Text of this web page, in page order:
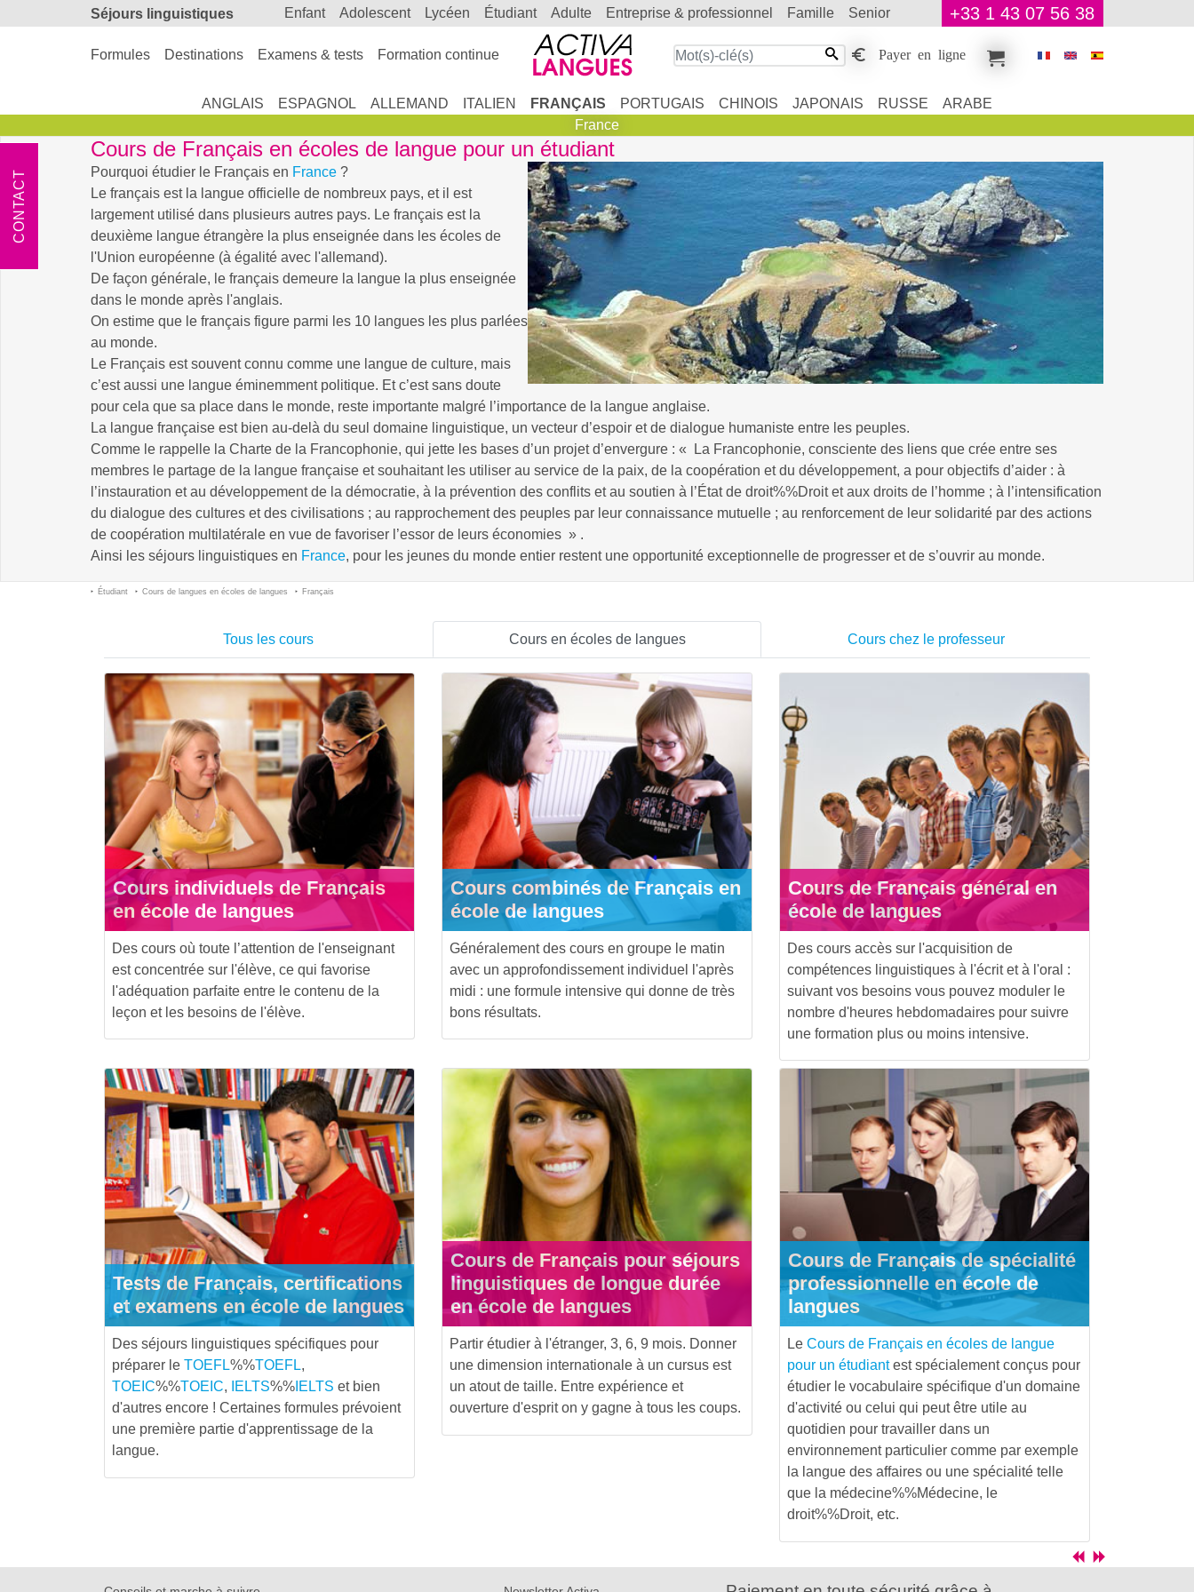
Séjours linguistiques enfant adolescent lycéen étudiant adulte entreprise & professionnel famille senior +33 1 43 07 56 38
Formules Destinations Examens & tests Formation continue Payer en ligne
ANGLAIS ESPAGNOL ALLEMAND ITALIEN FRANÇAIS PORTUGAIS CHINOIS JAPONAIS RUSSE
ARABE
France
Cours de Français en écoles de langue pour un étudiant
Pourquoi étudier le Français en France ?
Le français est la langue officielle de nombreux pays, et il est
largement utilisé dans plusieurs autres pays. Le français est la
deuxième langue étrangère la plus enseignée dans les écoles de
l'Union européenne (à égalité avec l'allemand).
De façon générale, le français demeure la langue la plus enseignée
dans le monde après l'anglais.
On estime que le français figure parmi les 10 langues les plus parlées
au monde.
Le Français est souvent connu comme une langue de culture, mais
c’est aussi une langue éminemment politique. Et c’est sans doute
pour cela que sa place dans le monde, reste importante malgré l’importance de la langue anglaise.
La langue française est bien au-delà du seul domaine linguistique, un vecteur d’espoir et de dialogue humaniste entre les peuples.
Comme le rappelle la Charte de la Francophonie, qui jette les bases d’un projet d’envergure : « La Francophonie, consciente des liens que crée entre ses
membres le partage de la langue française et souhaitant les utiliser au service de la paix, de la coopération et du développement, a pour objectifs d’aider : à
l’instauration et au développement de la démocratie, à la prévention des conflits et au soutien à l’État de droit%%Droitet aux droits de l’homme ; à l’intensification
du dialogue des cultures et des civilisations ; au rapprochement des peuples par leur connaissance mutuelle ; au renforcement de leur solidarité par des actions
de coopération multilatérale en vue de favoriser l’essor de leurs économies » .
Ainsi les séjours linguistiques en France, pour les jeunes du monde entier restent une opportunité exceptionnelle de progresser et de s’ouvrir au monde.
Étudiant Cours de langues en écoles de langues Français
Tous les cours Cours en écoles de langues Cours chez le professeur
Cours individuels de Français
en école de langues
Des cours où toute l’attention de l'enseignant
est concentrée sur l'élève, ce qui favorise
l'adéquation parfaite entre le contenu de la
leçon et les besoins de l'élève.
Cours combinés de Français en
école de langues
Généralement des cours en groupe le matin
avec un approfondissement individuel l'après
midi : une formule intensive qui donne de très
bons résultats.
Cours de Français général en
école de langues
Des cours accès sur l'acquisition de
compétences linguistiques à l'écrit et à l'oral :
suivant vos besoins vous pouvez moduler le
nombre d'heures hebdomadaires pour suivre
une formation plus ou moins intensive.
Tests de Français, certifications
et examens en école de langues
Des séjours linguistiques spécifiques pour
préparer le TOEFL%%TOEFL,
TOEIC%%TOEIC, IELTS%% IELTS et bien
d'autres encore ! Certaines formules prévoient
une première partie d'apprentissage de la
langue.
Cours de Français pour séjours
linguistiques de longue durée
en école de langues
Partir étudier à l'étranger, 3, 6, 9 mois. Donner
une dimension internationale à un cursus est
un atout de taille. Entre expérience et
ouverture d'esprit on y gagne à tous les coups.
Cours de Français de spécialité
professionnelle en école de
langues
Le Cours de Français en écoles de langue
pour un étudiantest spécialement conçus pour
étudier le vocabulaire spécifique d'un domaine
d'activité ou celui qui peut être utile au
quotidien pour travailler dans un
environnement particulier comme par exemple
la langue des affaires ou une spécialité telle
que la médecine%%Médecine, le
droit%%Droit, etc.
CONTACT